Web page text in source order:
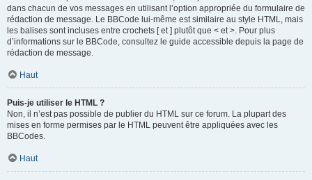
dans chacun de vos messages en utilisant l’option appropriée du formulaire de
rédaction de message. Le BBCode lui-même est similaire au style HTML, mais
les balises sont incluses entre crochets [ et ] plutôt que < et >. Pour plus
d’informations sur le BBCode, consultez le guide accessible depuis la page de
rédaction de message.
Haut
Puis-je utiliser le HTML ?
Non, il n’est pas possible de publier du HTML sur ce forum. La plupart des
mises en forme permises par le HTML peuvent être appliquées avec les
BBCodes.
Haut